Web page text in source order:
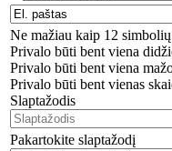
Ne mažiau kaip 12
Privalo būti bent viena
Privalo būti bent viena
Privalo būti bent vienas
Slaptažodis
Pakartokite slaptažodį